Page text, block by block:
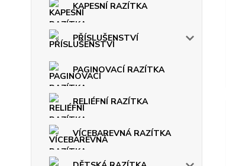
KAPESNÍ RAZÍTKA
PŘÍSLUŠENSTVÍ
PAGINOVACÍ RAZÍTKA
RELIÉFNÍ RAZÍTKA
VÍCEBAREVNÁ RAZÍTKA